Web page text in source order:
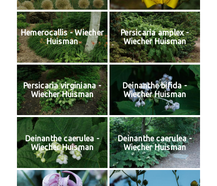
Hemerocallis - Wiecher
Huisman
Persicaria amplex -
Wiecher Huisman
Persicaria virginiana -
Wiecher Huisman
Deinanthe bifida -
Wiecher Huisman
Deinanthe caerulea -
Wiecher Huisman
Deinanthe caerulea -
Wiecher Huisman